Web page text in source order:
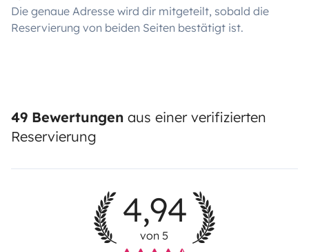
Die genaue Adresse wird dir mitgeteilt, sobald die
Reservierung von beiden Seiten bestätigt ist.
49 Bewertungen aus einer verifizierten
Reservierung
4,94
von 5